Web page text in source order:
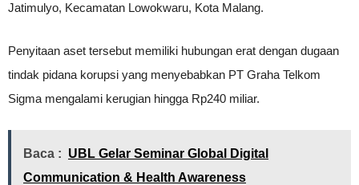
Jatimulyo, Kecamatan Lowokwaru, Kota Malang.
Penyitaan aset tersebut memiliki hubungan erat dengan dugaan
tindak pidana korupsi yang menyebabkan PT Graha Telkom
Sigma mengalami kerugian hingga Rp240 miliar.
Baca : UBL Gelar Seminar Global Digital
Communication & Health Awareness